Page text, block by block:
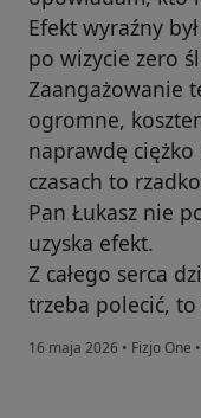
Efekt wyraźny
po wizycie zero
Zaangażowanie
ogromne,
naprawdę
czasach to
Pan Łukasz nie
uzyska efekt.
Z całego serca
trzeba polecić,
16 maja 2026 • Fizjo One •